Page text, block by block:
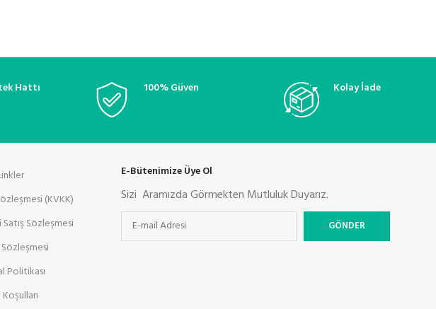
Hattı 100% Güven Kolay İade
(KVKK)
Sözleşmesi
Sözleşmesi
Politikası
E-Bütenimize Üye Ol
Sizi Aramızda Görmekten Mutluluk Duyarız.